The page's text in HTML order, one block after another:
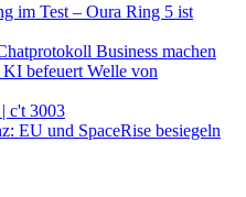
im Test – Oura Ring 5 ist
Business machen
befeuert Welle von
c't 3003
EU und SpaceRise besiegeln